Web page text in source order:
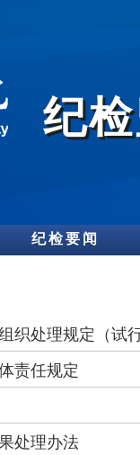
纪
纪检要闻
织处理规定（试
责任规定
处理办法